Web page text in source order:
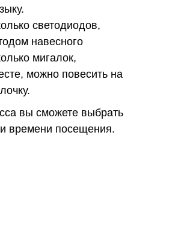
светодиодов,
навесного
мигалок,
можно повесить на
вы сможете выбрать
времени посещения.